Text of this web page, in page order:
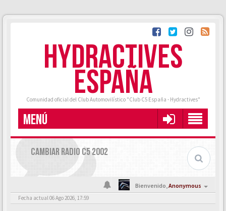
HYDRACTIVES
ESPAÑA
Comunidad oficial del Club Automovilístico "Club C5 España - Hydractives"
MENÚ
CAMBIAR RADIO C5 2002
Bienvenido,Anonymous
Fecha actual 06 Ago 2026, 17:59